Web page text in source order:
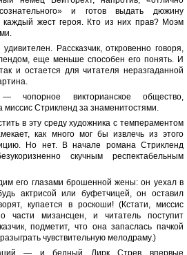
и готов выдать дюжину
каждый жест героя. Кто из них прав? Моэм
Рассказчик, откровенно говоря,
еще меньше способен его понять. И
и остается для читателя неразгаданной
чопорное викторианское общество,
миссис Стрикленд за знаменитостями.
в эту среду художника с темпераментом
как много мог бы извлечь из этого
Но нет. В начале романа Стрикленд
скучным респектабельным
его глазами брошенной жены: он уехал в
актрисой или буфетчицей, он оставил
купается в роскоши! (Кстати, миссис
части мизансцен, и читатель поступит
подметит, что она запаслась пачкой
чувствительную мелодраму.)
— и бедный Дирк Стрев впервые